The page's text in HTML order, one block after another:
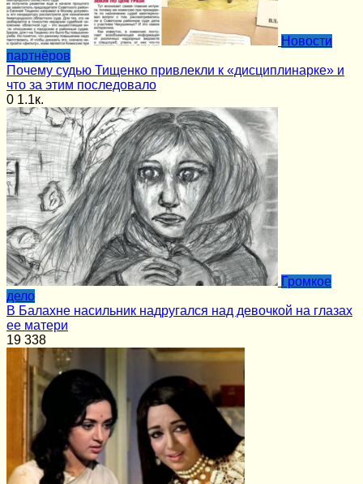
Новости
партнёров
Почему судью Тищенко привлекли к «дисциплинарке» и
что за этим последовало
0 1.1к.
Громкое
дело
В Балахне насильник надругался над девочкой на глазах
ее матери
19 338